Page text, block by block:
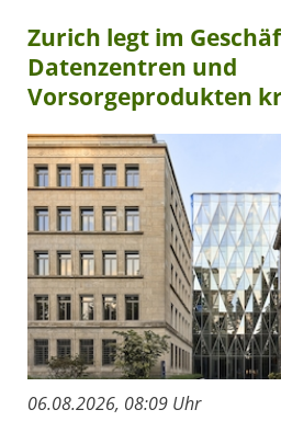
Zurich legt im
Datenzentren und
Vorsorgeprodukten
06.08.2026, 08:09 Uhr